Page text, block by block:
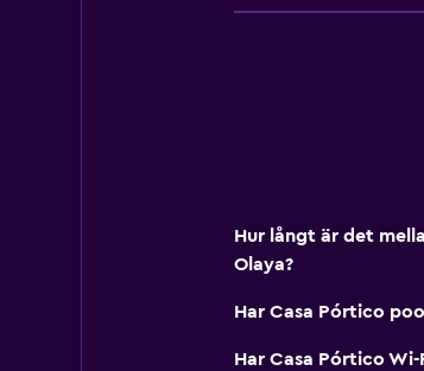
Hur långt är det
Olaya?
Har Casa Pórtico
Har Casa Pórtico Wi-